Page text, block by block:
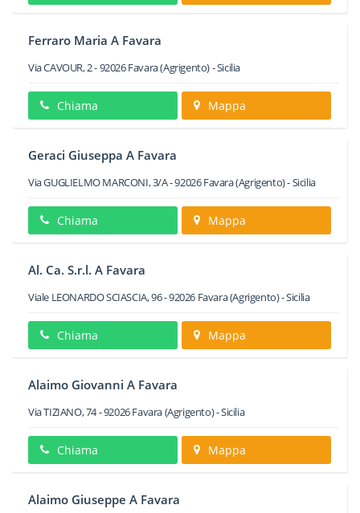
Ferraro Maria A Favara
Via CAVOUR, 2-92026Favara(Agrigento) -Sicilia
Chiama Mappa
Geraci Giuseppa A Favara
Via GUGLIELMO MARCONI, 3/A-92026Favara(Agrigento) -Sicilia
Chiama Mappa
Al. Ca. S.r.l. A Favara
Viale LEONARDO SCIASCIA, 96-92026 Favara(Agrigento) -Sicilia
Chiama Mappa
Alaimo Giovanni A Favara
Via TIZIANO, 74-92026Favara(Agrigento) -Sicilia
Chiama Mappa
Alaimo Giuseppe A Favara